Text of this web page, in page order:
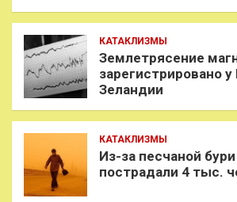
КАТАКЛИЗМЫ
Землетрясение
зарегистрировано
Зеландии
КАТАКЛИЗМЫ
Из-за песчаной
пострадали 4 тыс.